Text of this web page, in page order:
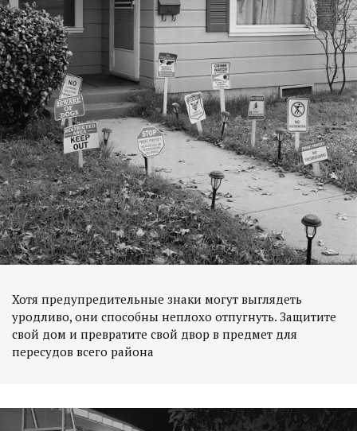
Хотя предупредительные знаки могут выглядеть
уродливо, они способны неплохо отпугнуть. Защитите
свой дом и превратите свой двор в предмет для
пересудов всего района